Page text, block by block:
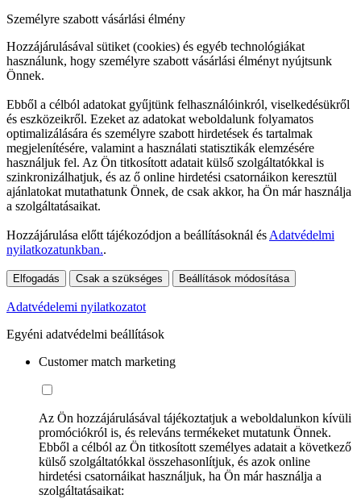
Személyre szabott vásárlási élmény
Hozzájárulásával sütiket (cookies) és egyéb technológiákat
használunk, hogy személyre szabott vásárlási élményt nyújtsunk
Önnek.
Ebből a célból adatokat gyűjtünk felhasználóinkról, viselkedésükről
és eszközeikről. Ezeket az adatokat weboldalunk folyamatos
optimalizálására és személyre szabott hirdetések és tartalmak
megjelenítésére, valamint a használati statisztikák elemzésére
használjuk fel. Az Ön titkosított adatait külső szolgáltatókkal is
szinkronizálhatjuk, és az ő online hirdetési csatornáikon keresztül
ajánlatokat mutathatunk Önnek, de csak akkor, ha Ön már használja
a szolgáltatásaikat.
Hozzájárulása előtt tájékozódjon a beállításoknál és Adatvédelmi
nyilatkozatunkban..
Elfogadás Csak a szükséges Beállítások módosítása
Adatvédelemi nyilatkozatot
Egyéni adatvédelmi beállítások
Customer match marketing
Az Ön hozzájárulásával tájékoztatjuk a weboldalunkon kívüli
promóciókról is, és releváns termékeket mutatunk Önnek.
Ebből a célból az Ön titkosított személyes adatait a következő
külső szolgáltatókkal összehasonlítjuk, és azok online
hirdetési csatornáikat használjuk, ha Ön már használja a
szolgáltatásaikat: